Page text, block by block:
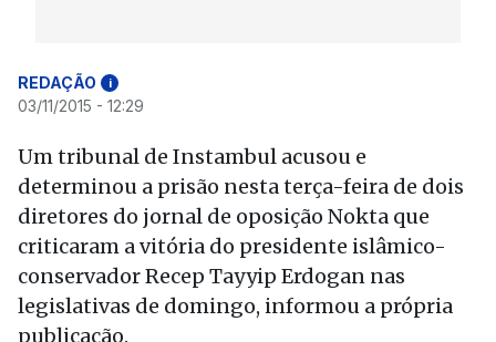
REDAÇÃO i
03/11/2015 - 12:29
Um tribunal de Instambul acusou e
determinou a prisão nesta terça-feira de dois
diretores do jornal de oposição Nokta que
criticaram a vitória do presidente islâmico-
conservador Recep Tayyip Erdogan nas
legislativas de domingo, informou a própria
publicação.